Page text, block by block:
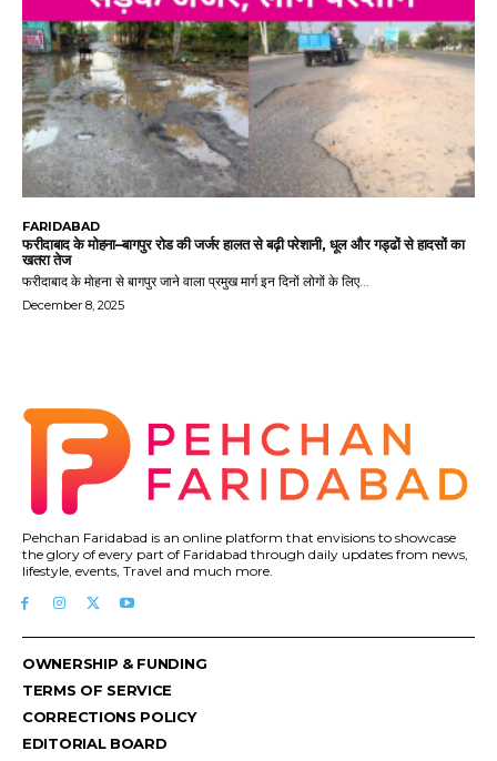
FARIDABAD
फरीदाबाद के मोहना–बागपुर रोड की जर्जर हालत से बढ़ी परेशानी, धूल और गड्ढों से हादसों का
खतरा तेज
फरीदाबाद के मोहना से बागपुर जाने वाला प्रमुख मार्ग इन दिनों लोगों के लिए...
December 8, 2025
Pehchan Faridabad is an online platform that envisions to showcase
the glory of every part of Faridabad through daily updates from news,
lifestyle, events, Travel and much more.
OWNERSHIP & FUNDING
TERMS OF SERVICE
CORRECTIONS POLICY
EDITORIAL BOARD